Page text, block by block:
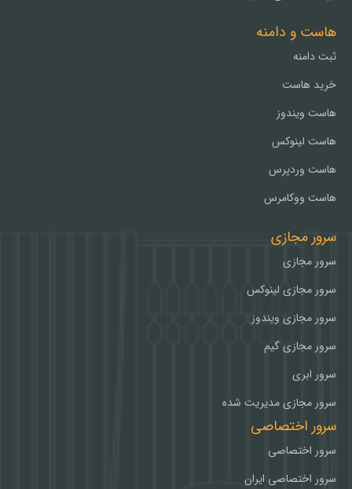
هاست و دامنه
ثبت دامنه
خرید هاست
هاست ویندوز
هاست لینوکس
هاست وردپرس
هاست ووکامرس
سرور مجازی
سرور مجازی
سرور مجازی لینوکس
سرور مجازی ویندوز
سرور مجازی گیم
سرور ابری
سرور مجازی مدیریت شده
سرور اختصاصی
سرور اختصاصی
سرور اختصاصی ایران